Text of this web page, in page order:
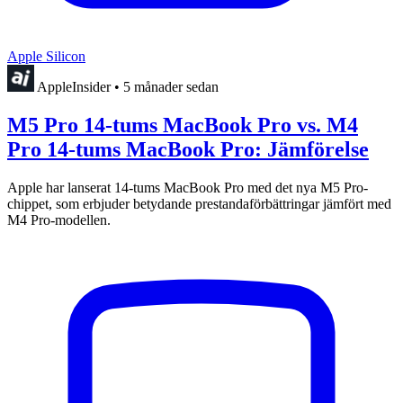
Apple Silicon
AppleInsider • 5 månader sedan
M5 Pro 14-tums MacBook Pro vs. M4
Pro 14-tums MacBook Pro: Jämförelse
Apple har lanserat 14-tums MacBook Pro med det nya M5 Pro-
chippet, som erbjuder betydande prestandaförbättringar jämfört med
M4 Pro-modellen.